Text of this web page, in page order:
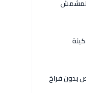
المشمش
بدون فراخ